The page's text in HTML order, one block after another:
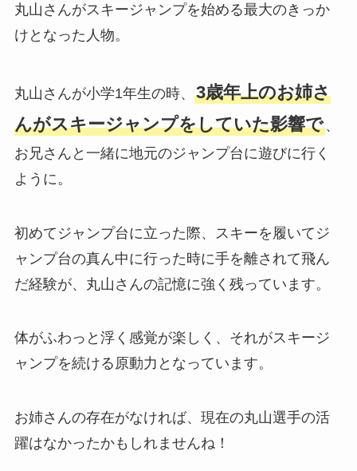
丸山さんがスキージャンプを始める最大のきっか
けとなった人物。
丸山さんが小学1年生の時、 3歳年上のお姉さ
んがスキージャンプをしていた影響で、
お兄さんと一緒に地元のジャンプ台に遊びに行く
ように。
初めてジャンプ台に立った際、スキーを履いてジ
ャンプ台の真ん中に行った時に手を離されて飛ん
だ経験が、丸山さんの記憶に強く残っています。
体がふわっと浮く感覚が楽しく、それがスキージ
ャンプを続ける原動力となっています。
お姉さんの存在がなければ、現在の丸山選手の活
躍はなかったかもしれませんね！